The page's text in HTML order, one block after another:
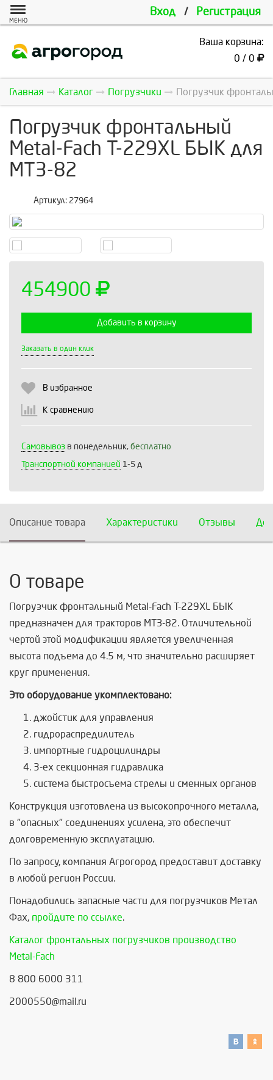
Вход / Регистрация
МЕНЮ
Ваша корзина:
0 / 0
Главная Каталог Погрузчики Погрузчик
Погрузчик фронтальный
Metal-Fach Т-229XL БЫК для
МТЗ-82
Артикул: 27964
454900
Добавить в корзину
Заказать в один клик
В избранное
К сравнению
Самовывоз в понедельник, бесплатно
Транспортной компанией 1-5 д
Описание товара Характеристики Отзывы
О товаре
Погрузчик фронтальный Metal-Fach Т-229XL БЫК
предназначен для тракторов МТЗ-82. Отличительной
чертой этой модификации является увеличенная
высота подъема до 4.5 м, что значительно расширяет
круг применения.
Это оборудование укомплектовано:
джойстик для управления
гидрораспредилитель
импортные гидроцилиндры
3-ех секционная гидравлика
система быстросъема стрелы и сменных органов
Конструкция изготовлена из высокопрочного металла,
в "опасных" соединениях усилена, это обеспечит
долговременную эксплуатацию.
По запросу, компания Агрогород предоставит доставку
в любой регион России.
Понадобились запасные части для погрузчиков Метал
Фах, пройдите по ссылке.
Каталог фронтальных погрузчиков производство
Metal-Fach
8 800 6000 311
2000550@mail.ru